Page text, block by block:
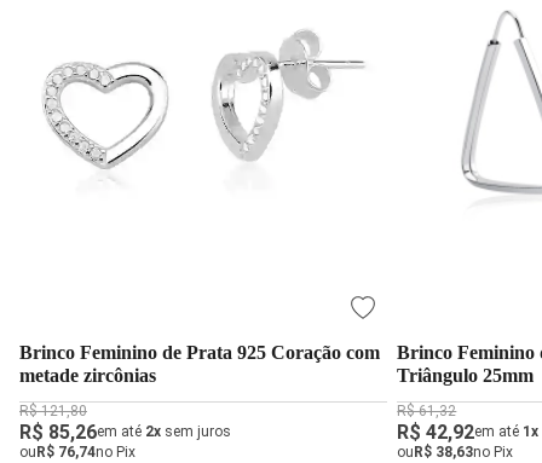
Brinco Feminino de Prata 925 Coração com
metade zircônias
R$ 121,80
R$ 85,26em até 2x sem juros
ouR$ 76,74no Pix
Brinco Feminino
Triângulo 25mm
R$ 61,32
R$ 42,92em até 1x
ouR$ 38,63no Pix